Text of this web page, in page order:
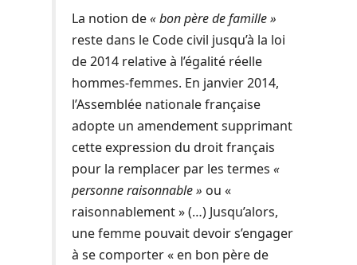
La notion de« bon père de famille »
reste dans le Code civil jusqu’à la loi
de 2014 relative à l’égalité réelle
hommes-femmes. En janvier 2014,
l’Assemblée nationale française
adopte un amendement supprimant
cette expression du droit français
pour la remplacer par les termes «
personne raisonnable » ou «
raisonnablement » (…) Jusqu’alors,
une femme pouvait devoir s’engager
à se comporter « en bon père de